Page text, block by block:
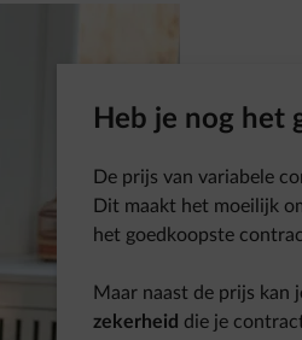
Heb je nog het
De prijs van variabele
Dit maakt het moeilijk
het goedkoopste
Maar naast de prijs kan
zekerheid die je